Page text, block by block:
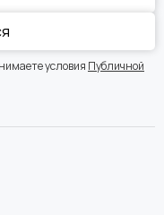
условия Публичной